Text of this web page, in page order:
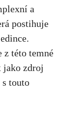
a
postihuje
této temné
jako zdroj
s touto